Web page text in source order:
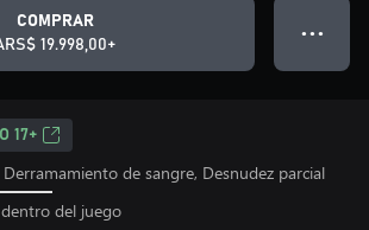
COMPRAR
19.998,00+
● ● ●
17+
de sangre, Desnudez parcial
del juego